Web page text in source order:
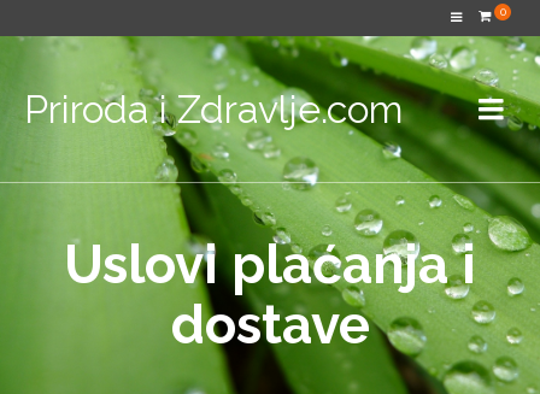
0
Priroda i Zdravlje.com
Uslovi plaćanja i
dostave